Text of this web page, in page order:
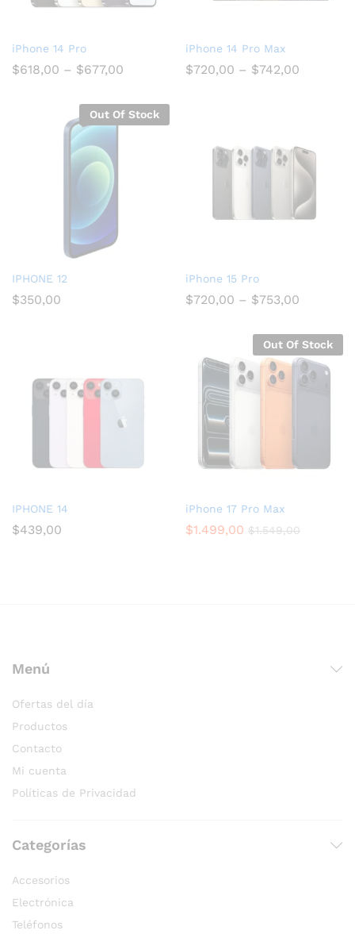
iPhone 14 Pro
$618,00 – $677,00
iPhone 14 Pro Max
$720,00 – $742,00
Out Of Stock
IPHONE 12
$350,00
iPhone 15 Pro
$720,00 – $753,00
IPHONE 14
$439,00
Out Of Stock
iPhone 17 Pro Max
$1.499,00 $1.549,00
Menú
Ofertas del día
Productos
Contacto
Mi cuenta
Políticas de Privacidad
Categorías
Accesorios
Electrónica
Teléfonos